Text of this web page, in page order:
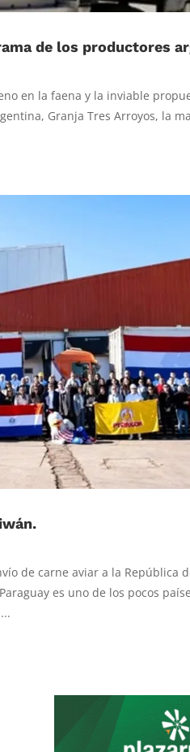
de los productores
en la faena y la inviable
Granja Tres Arroyos, la
de carne aviar a la República
es uno de los pocos